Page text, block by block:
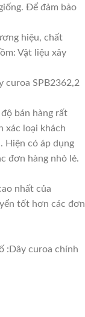
Để đảm bảo
hiệu, chất
Vật liệu xây
curoa SPB2362,2
bán hàng rất
xác loại khách
Hiện có áp dụng
đơn hàng nhỏ lẻ.
nhất của
tốt hơn các đơn
:Dây curoa chính